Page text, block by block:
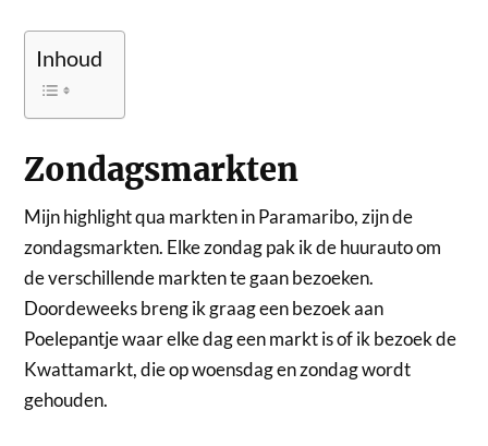
Inhoud
Zondagsmarkten
Mijn highlight qua markten in Paramaribo, zijn de
zondagsmarkten. Elke zondag pak ik de huurauto om
de verschillende markten te gaan bezoeken.
Doordeweeks breng ik graag een bezoek aan
Poelepantje waar elke dag een markt is of ik bezoek de
Kwattamarkt, die op woensdag en zondag wordt
gehouden.